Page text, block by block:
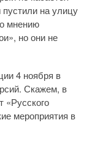
на улицу
мнению
но они не
4 ноября в
Скажем, в
«Русского
мероприятия в